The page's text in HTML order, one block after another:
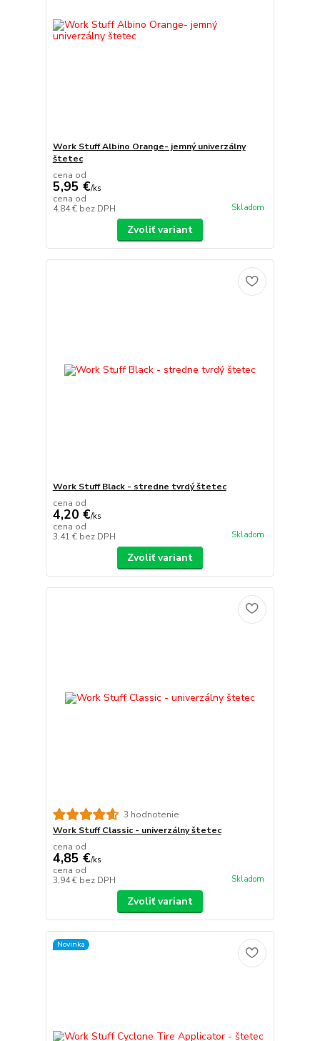
Work Stuff Albino Orange- jemný univerzálny
štetec
cena od
5,95 €/ks
cena od
4,84 € bez DPH Skladom
Zvoliť variant
Work Stuff Black - stredne tvrdý štetec
cena od
4,20 €/ks
cena od
3,41 € bez DPH Skladom
Zvoliť variant
3 hodnotenie
Work Stuff Classic - univerzálny štetec
cena od
4,85 €/ks
cena od
3,94 € bez DPH Skladom
Zvoliť variant
Novinka